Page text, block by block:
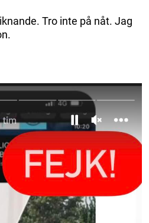
Tro inte på nåt. Jag